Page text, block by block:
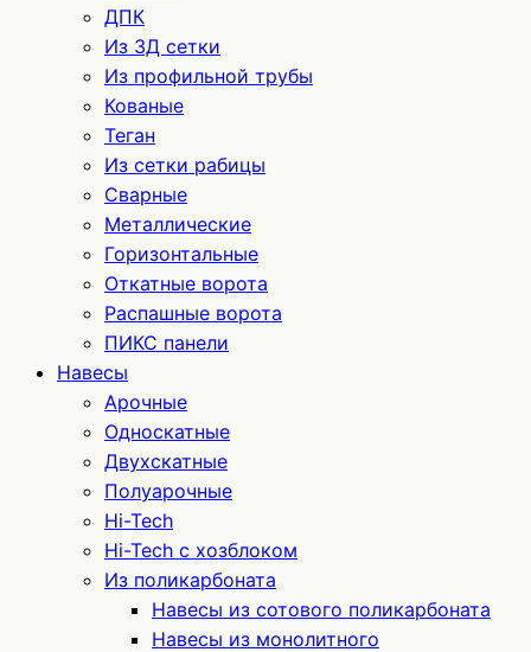
ДПК
Из 3Д сетки
Из профильной трубы
Кованые
Теган
Из сетки рабицы
Сварные
Металлические
Горизонтальные
Откатные ворота
Распашные ворота
ПИКС панели
Навесы
Арочные
Односкатные
Двухскатные
Полуарочные
Hi-Tech
Hi-Tech с хозблоком
Из поликарбоната
Навесы из сотового поликарбоната
Навесы из монолитного